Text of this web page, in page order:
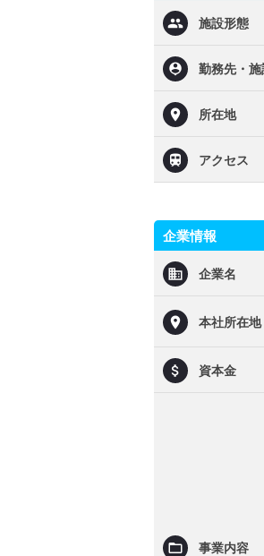
施設形態
勤務先・施
所在地
アクセス
企業情報
企業名
本社所在地
資本金
事業内容